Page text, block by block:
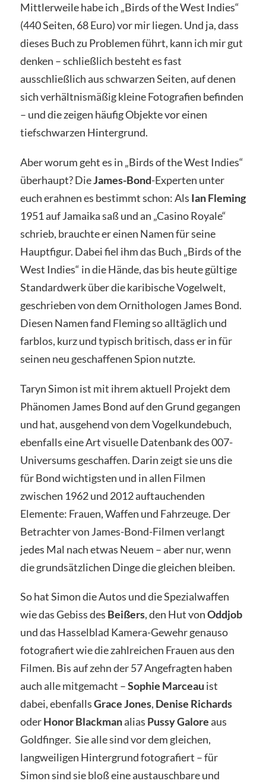
Mittlerweile habe ich „Birds of the West Indies“
(440 Seiten, 68 Euro) vor mir liegen. Und ja, dass
dieses Buch zu Problemen führt, kann ich mir gut
denken – schließlich besteht es fast
ausschließlich aus schwarzen Seiten, auf denen
sich verhältnismäßig kleine Fotografien befinden
– und die zeigen häufig Objekte vor einen
tiefschwarzen Hintergrund.
Aber worum geht es in „Birds of the West Indies“
überhaupt? DieJames-Bond-Experten unter
euch erahnen es bestimmt schon: Als Ian Fleming
1951 auf Jamaika saß und an „Casino Royale“
schrieb, brauchte er einen Namen für seine
Hauptfigur. Dabei fiel ihm das Buch „Birds of the
West Indies“ in die Hände, das bis heute gültige
Standardwerk über die karibische Vogelwelt,
geschrieben von dem Ornithologen James Bond.
Diesen Namen fand Fleming so alltäglich und
farblos, kurz und typisch britisch, dass er in für
seinen neu geschaffenen Spion nutzte.
Taryn Simon ist mit ihrem aktuell Projekt dem
Phänomen James Bond auf den Grund gegangen
und hat, ausgehend von dem Vogelkundebuch,
ebenfalls eine Art visuelle Datenbank des 007-
Universums geschaffen. Darin zeigt sie uns die
für Bond wichtigsten und in allen Filmen
zwischen 1962 und 2012 auftauchenden
Elemente: Frauen, Waffen und Fahrzeuge. Der
Betrachter von James-Bond-Filmen verlangt
jedes Mal nach etwas Neuem – aber nur, wenn
die grundsätzlichen Dinge die gleichen bleiben.
So hat Simon die Autos und die Spezialwaffen
wie das Gebiss des Beißers, den Hut vonOddjob
und das Hasselblad Kamera-Gewehr genauso
fotografiert wie die zahlreichen Frauen aus den
Filmen. Bis auf zehn der 57 Angefragten haben
auch alle mitgemacht –Sophie Marceau ist
dabei, ebenfallsGrace Jones, Denise Richards
oderHonor Blackmanalias Pussy Galoreaus
Goldfinger. Sie alle sind vor dem gleichen,
langweiligen Hintergrund fotografiert – für
Simon sind sie bloß eine austauschbare und